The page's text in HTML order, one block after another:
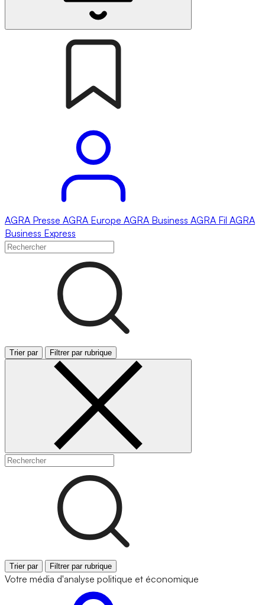
AGRA Presse AGRA Europe AGRA Business AGRA Fil AGRA
Business Express
Trier par Filtrer par rubrique
Trier par Filtrer par rubrique
Votre média d'analyse politique et économique